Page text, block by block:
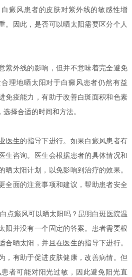
癜风患者的皮肤对紫外线的敏感性增
。因此，是否可以晒太阳需要区分个人
外线的影响，但并不意味着完全避免
理地晒太阳对于白癜风患者仍然有益
免疫能力，有助于改善白斑面积和色素
择合适的时间和方法。
医生的指导下进行。如果白癜风患者有
生咨询。医生会根据患者的具体情况和
晒太阳计划，以免影响到治疗的效果。
全面的注意事项和建议，帮助患者安全
癫风可以晒太阳吗？ 昆明白斑医院温
阳并没有一个固定的答案。患者需要根
合晒太阳，并且在医生的指导下进行。
，有助于促进皮肤健康，改善病情。但
者可能对阳光过敏，因此避免阳光直